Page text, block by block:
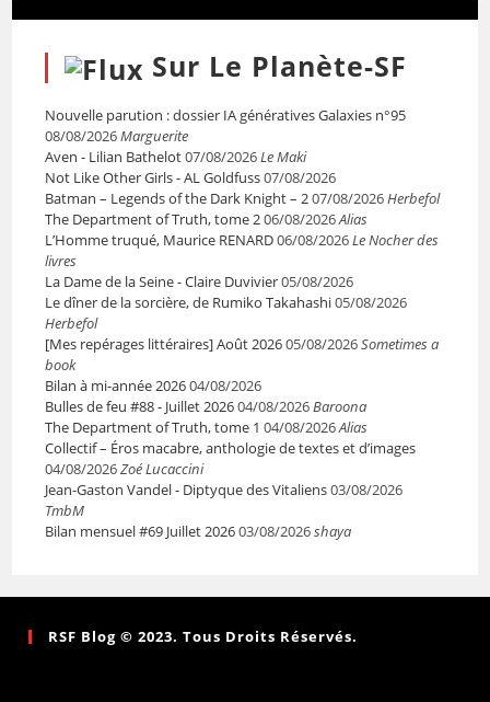
Sur Le Planète-SF
Nouvelle parution : dossier IA génératives Galaxies n°95
08/08/2026Marguerite
Aven - Lilian Bathelot07/08/2026Le Maki
Not Like Other Girls - AL Goldfuss07/08/2026
Batman – Legends of the Dark Knight – 207/08/2026Herbefol
The Department of Truth, tome 206/08/2026Alias
L’Homme truqué, Maurice RENARD06/08/2026Le Nocher des
livres
La Dame de la Seine - Claire Duvivier05/08/2026
Le dîner de la sorcière, de Rumiko Takahashi05/08/2026
Herbefol
[Mes repérages littéraires] Août 202605/08/2026Sometimes a
book
Bilan à mi-année 202604/08/2026
Bulles de feu #88 - Juillet 202604/08/2026Baroona
The Department of Truth, tome 1 04/08/2026Alias
Collectif – Éros macabre, anthologie de textes et d’images
04/08/2026Zoé Lucaccini
Jean-Gaston Vandel - Diptyque des Vitaliens03/08/2026
TmbM
Bilan mensuel #69 Juillet 202603/08/2026shaya
RSF Blog © 2023. Tous Droits Réservés.